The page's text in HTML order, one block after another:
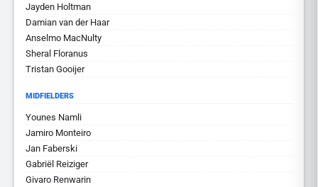
Jayden Holtman
Damian van der Haar
Anselmo MacNulty
Sheral Floranus
Tristan Gooijer
MIDFIELDERS
Younes Namli
Jamiro Monteiro
Jan Faberski
Gabriël Reiziger
Givaro Renwarin